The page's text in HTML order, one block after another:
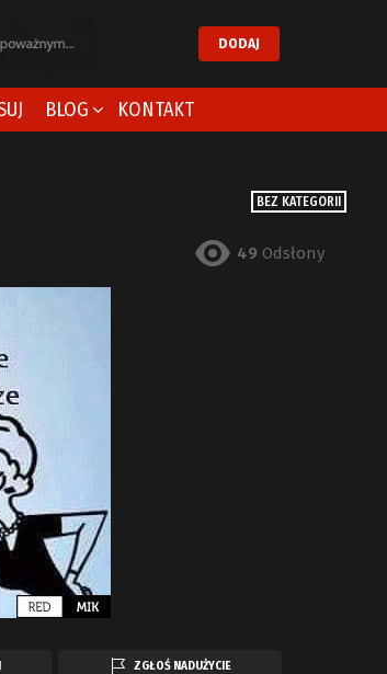
DODAJ
BLOG KONTAKT
BEZ KATEGORII
49 Odsłony
ZGŁOŚ NADUŻYCIE